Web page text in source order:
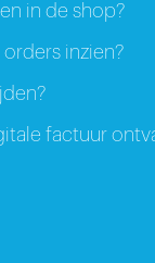
in de shop?
inzien?
factuur